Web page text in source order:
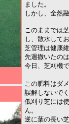
ました。
しかし、全然
このままでは
し、散水して
芝管理は健康
先週撒いたの
今日、芝刈機
この肥料はダメ
誤解しないでく
低刈り芝には
ん。
逆に葉の長い